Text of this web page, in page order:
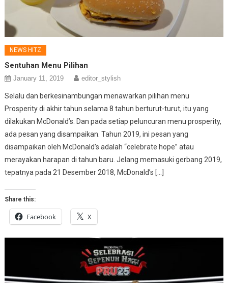
NEWS HITZ
Sentuhan Menu Pilihan
January 11, 2019 editor_stylish
Selalu dan berkesinambungan menawarkan pilihan menu
Prosperity di akhir tahun selama 8 tahun berturut-turut, itu yang
dilakukan McDonald’s. Dan pada setiap peluncuran menu prosperity,
ada pesan yang disampaikan. Tahun 2019, ini pesan yang
disampaikan oleh McDonald’s adalah “celebrate hope” atau
merayakan harapan di tahun baru. Jelang memasuki gerbang 2019,
tepatnya pada 21 Desember 2018, McDonald’s […]
Share this:
Facebook X